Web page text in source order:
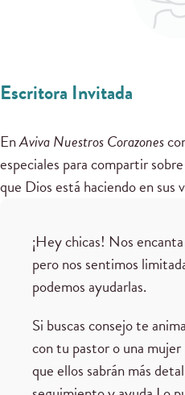
Escritora Invitada
EnAviva Nuestros Corazones
especiales para compartir
que Dios está haciendo en sus
¡Hey chicas! Nos
pero nos sentimos
podemos ayudarlas.
Si buscas consejo te
con tu pastor o una
que ellos sabrán más